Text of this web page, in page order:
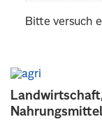
Nahrungsmittel
Bitte versuch